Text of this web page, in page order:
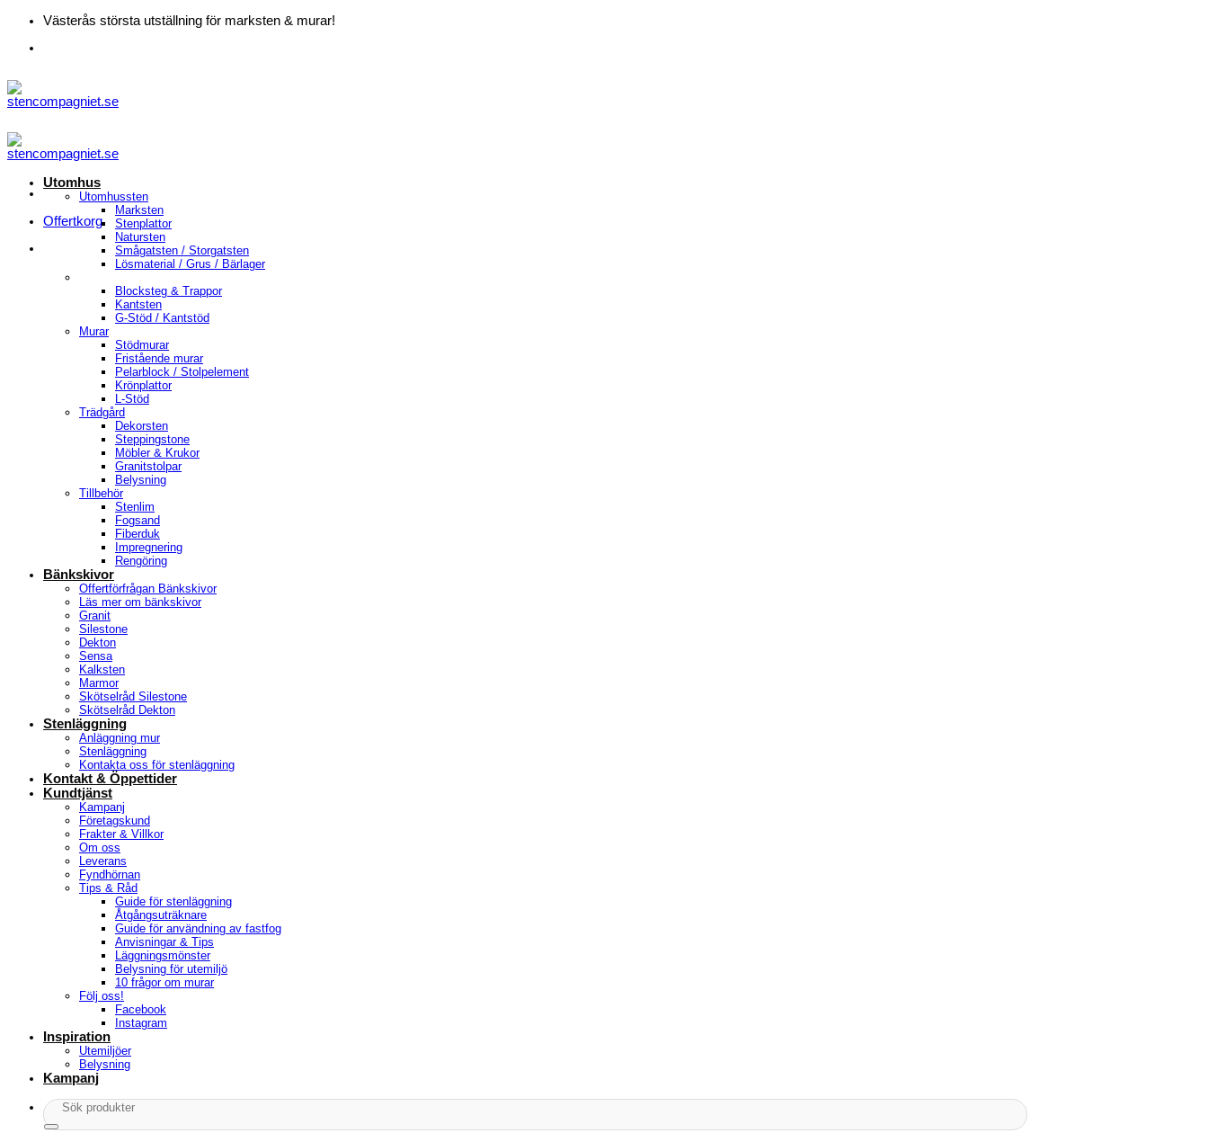
Skip
content
Västerås största utställning för marksten & murar!
Offertkorg
Utomhus
Utomhussten
Marksten
Stenplattor
Natursten
Smågatsten / Storgatsten
Lösmaterial / Grus / Bärlager
Blocksteg & Trappor
Kantsten
G-Stöd / Kantstöd
Murar
Stödmurar
Fristående murar
Pelarblock / Stolpelement
Krönplattor
L-Stöd
Trädgård
Dekorsten
Steppingstone
Möbler & Krukor
Granitstolpar
Belysning
Tillbehör
Stenlim
Fogsand
Fiberduk
Impregnering
Rengöring
Bänkskivor
Offertförfrågan Bänkskivor
Läs mer om bänkskivor
Granit
Silestone
Dekton
Sensa
Kalksten
Marmor
Skötselråd Silestone
Skötselråd Dekton
Stenläggning
Anläggning mur
Stenläggning
Kontakta oss för stenläggning
Kontakt & Öppettider
Kundtjänst
Kampanj
Företagskund
Frakter & Villkor
Om oss
Leverans
Fyndhörnan
Tips & Råd
Guide för stenläggning
Åtgångsuträknare
Guide för användning av fastfog
Anvisningar & Tips
Läggningsmönster
Belysning för utemiljö
10 frågor om murar
Följ oss!
Facebook
Instagram
Inspiration
Utemiljöer
Belysning
Kampanj
Sök
efter: